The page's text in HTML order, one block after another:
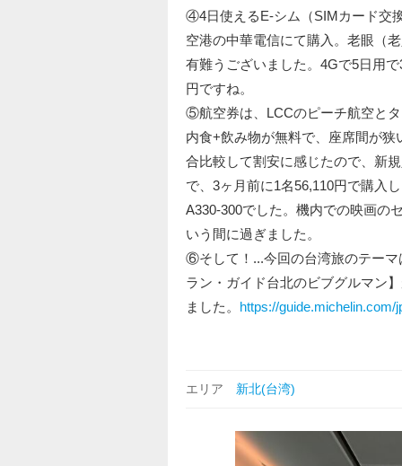
④4日使えるE-シム（SIMカード交
空港の中華電信にて購入。老眼（
有難うございました。4Gで5日用
円ですね。
⑤航空券は、LCCのピーチ航空と
内食+飲み物が無料で、座席間が
合比較して割安に感じたので、新
で、3ヶ月前に1名56,110円で購入
A330-300でした。機内での映画の
いう間に過ぎました。
⑥そして！...今回の台湾旅のテー
ラン・ガイド台北のビブグルマン
ました。 https://
エリア 新北(台湾)